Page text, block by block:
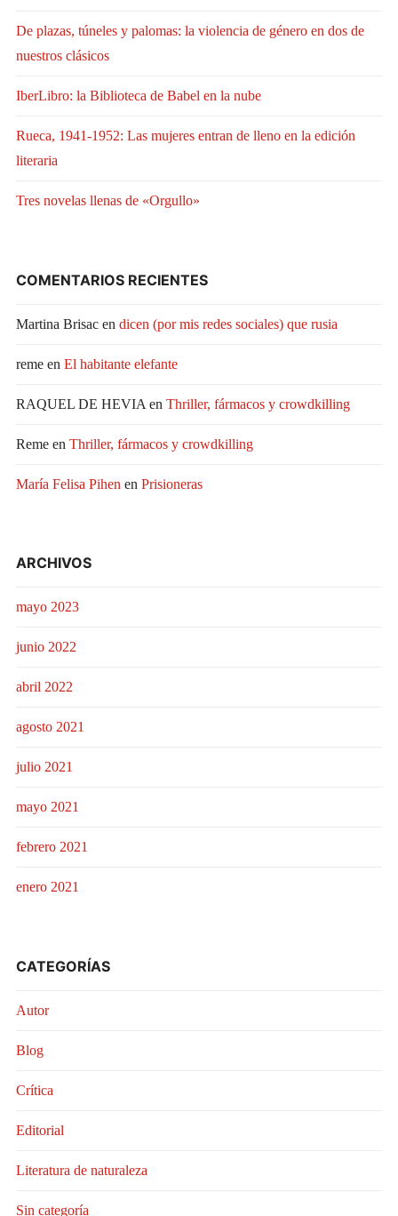
De plazas, túneles y palomas: la violencia de género en dos de
nuestros clásicos
IberLibro: la Biblioteca de Babel en la nube
Rueca, 1941-1952: Las mujeres entran de lleno en la edición
literaria
Tres novelas llenas de «Orgullo»
COMENTARIOS RECIENTES
Martina Brisacen dicen (por mis redes sociales) que rusia
remeen El habitante elefante
RAQUEL DE HEVIA en Thriller, fármacos y crowdkilling
Remeen Thriller, fármacos y crowdkilling
María Felisa Pihen en Prisioneras
ARCHIVOS
mayo 2023
junio 2022
abril 2022
agosto 2021
julio 2021
mayo 2021
febrero 2021
enero 2021
CATEGORÍAS
Autor
Blog
Crítica
Editorial
Literatura de naturaleza
Sin categoría